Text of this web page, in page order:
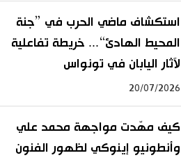
استكشاف ماضي الحرب في ”جنة
المحيط الهادئ“... خريطة تفاعلية
لآثار اليابان في تونواس
20/07/2026
كيف مهّدت مواجهة محمد علي
وأنطونيو إينوكي لظهور الفنون